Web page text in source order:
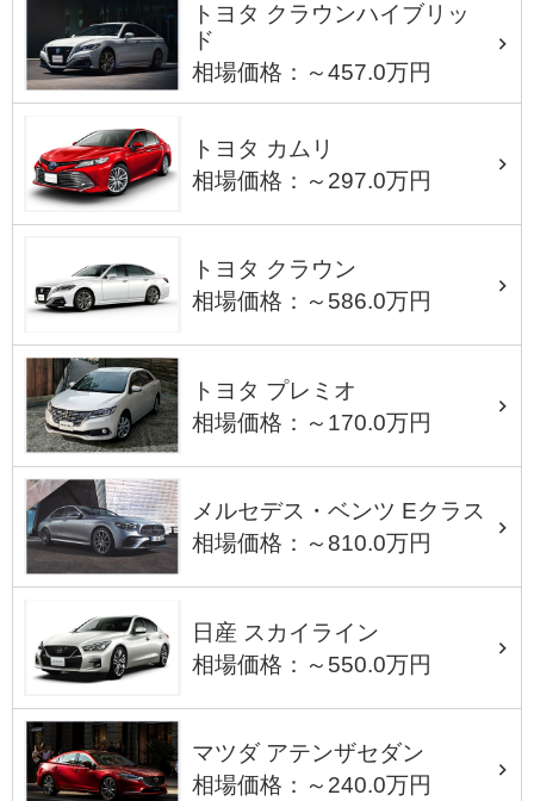
トヨタ クラウンハイブリッ
ド
相場価格：～457.0万円
トヨタ カムリ
相場価格：～297.0万円
トヨタ クラウン
相場価格：～586.0万円
トヨタ プレミオ
相場価格：～170.0万円
メルセデス・ベンツ Eクラス
相場価格：～810.0万円
日産 スカイライン
相場価格：～550.0万円
マツダ アテンザセダン
相場価格：～240.0万円